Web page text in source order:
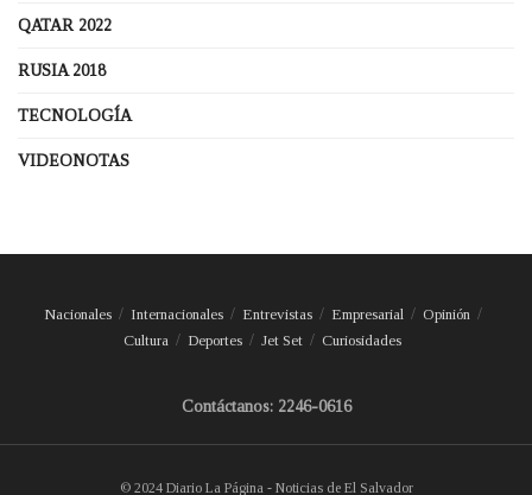
QATAR 2022
RUSIA 2018
TECNOLOGÍA
VIDEONOTAS
Nacionales Internacionales Entrevistas Empresarial
Opinión
Cultura
Deportes Jet Set Curiosidades
Contáctanos: 2246-0616
© 2024 Diario La Página - Noticias de El Salvador